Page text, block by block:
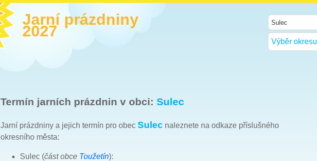
Jarní prázdniny
2027
Výběr okresu
Termín jarních prázdnin v obci: Sulec
Jarní prázdniny a jejich termín pro obec Sulec naleznete na odkaze příslušného
okresního města:
Sulec (část obce Toužetín):